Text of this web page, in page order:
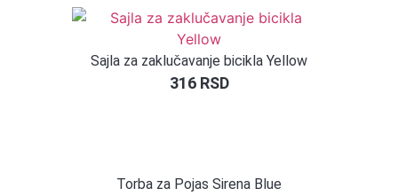
Sajla za zaklučavanje bicikla Yellow
316 RSD
Torba za Pojas Sirena Blue